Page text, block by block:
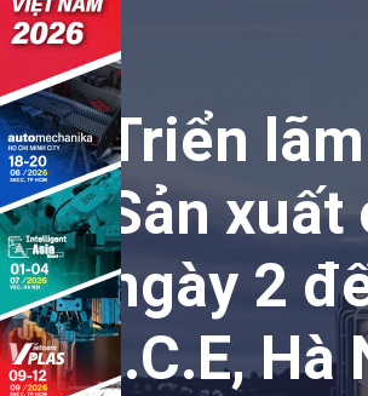
Triển
Sản xuất
ngày 2
I.C.E, Hà